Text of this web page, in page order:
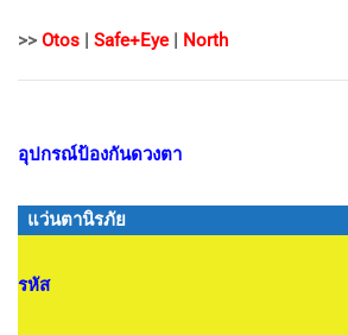
>> Otos | Safe+Eye | North
อุปกรณ์ป้องกันดวงตา
แว่นตานิรภัย
รหัส